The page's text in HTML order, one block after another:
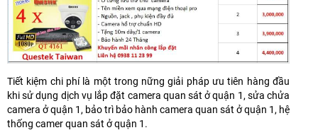
Tiết kiệm chi phí là một trong nững giải pháp ưu tiên hàng đầu
khi sử dụng dịch vụ lắp đặt camera quan sát ở quận 1, sửa chửa
camera ở quận 1, bảo trì bảo hành camera quan sát ở quận 1, hệ
thống camer quan sát ở quận 1.